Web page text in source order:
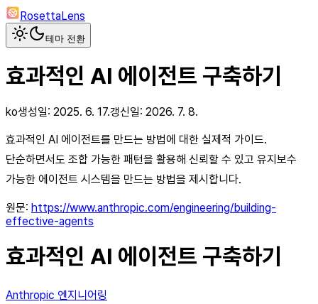
RosettaLens
테마 전환
효과적인 AI 에이전트 구축하기
ko생성일: 2025. 6. 17.갱신일: 2026. 7. 8.
효과적인 AI 에이전트를 만드는 방법에 대한 실제적 가이드.
단순하면서도 조합 가능한 패턴을 활용해 신뢰할 수 있고 유지보수
가능한 에이전트 시스템을 만드는 방법을 제시합니다.
원문: https://www.anthropic.com/engineering/building-
effective-agents
효과적인 AI 에이전트 구축하기
Anthropic 엔지니어링